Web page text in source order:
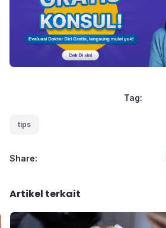
Tag:
tips
Share:
Artikel terkait